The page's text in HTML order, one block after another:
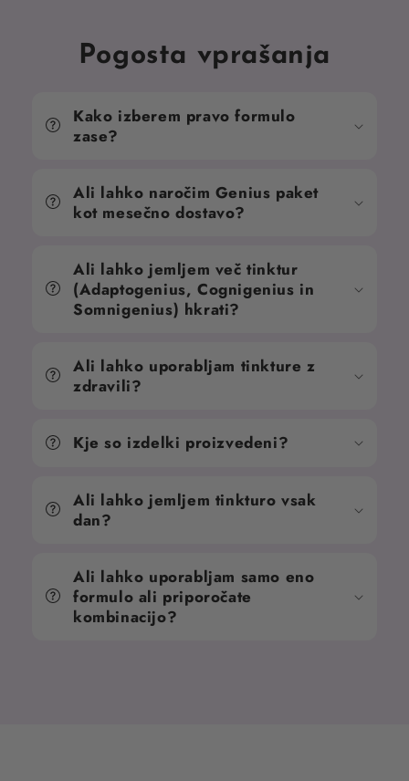
Pogosta vprašanja
Kako izberem pravo formulo
zase?
Ali lahko naročim Genius paket
kot mesečno dostavo?
Ali lahko jemljem več tinktur
(Adaptogenius, Cognigenius in
Somnigenius) hkrati?
Ali lahko uporabljam tinkture z
zdravili?
Kje so izdelki proizvedeni?
Ali lahko jemljem tinkturo vsak
dan?
Ali lahko uporabljam samo eno
formulo ali priporočate
kombinacijo?